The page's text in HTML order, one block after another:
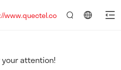
www.quectel.com.cn
attention!